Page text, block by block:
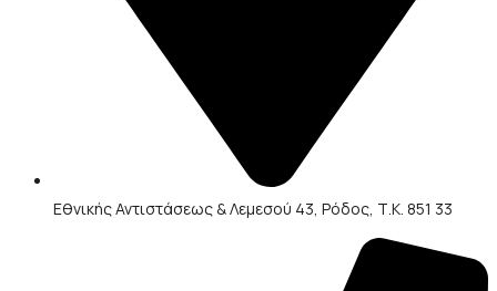
Εθνικής Αντιστάσεως & Λεμεσού 43, Ρόδος, Τ.Κ. 851 33